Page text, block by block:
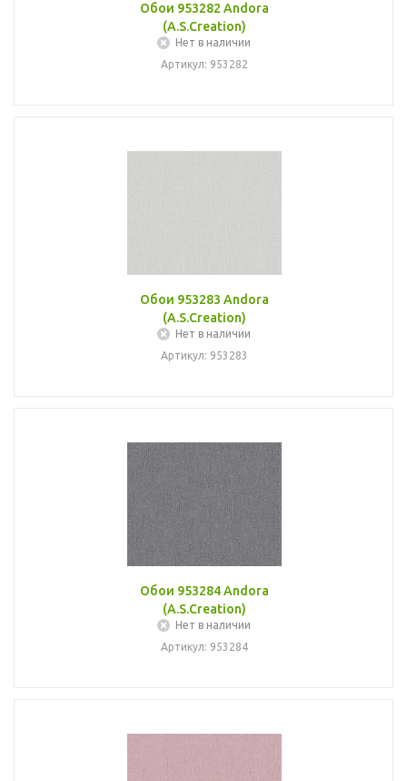
Обои 953282 Andora
(A.S.Creation)
Нет в наличии
Артикул: 953282
Обои 953283 Andora
(A.S.Creation)
Нет в наличии
Артикул: 953283
Обои 953284 Andora
(A.S.Creation)
Нет в наличии
Артикул: 953284